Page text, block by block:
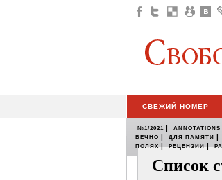
СВЕЖИЙ НОМЕР
№1/2021 |
ВЕЧНО | ДЛЯ ПАМЯТИ |
ПОЛЯХ | РЕЦЕНЗИИ |
Список